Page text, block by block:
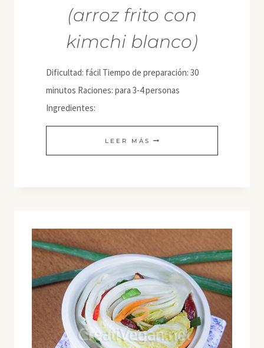
(arroz frito con
kimchi blanco)
Dificultad: fácil Tiempo de preparación: 30
minutos Raciones: para 3-4 personas
Ingredientes:
LEER MÁS BAEK-
KIMCHI
CON
BLANCO)